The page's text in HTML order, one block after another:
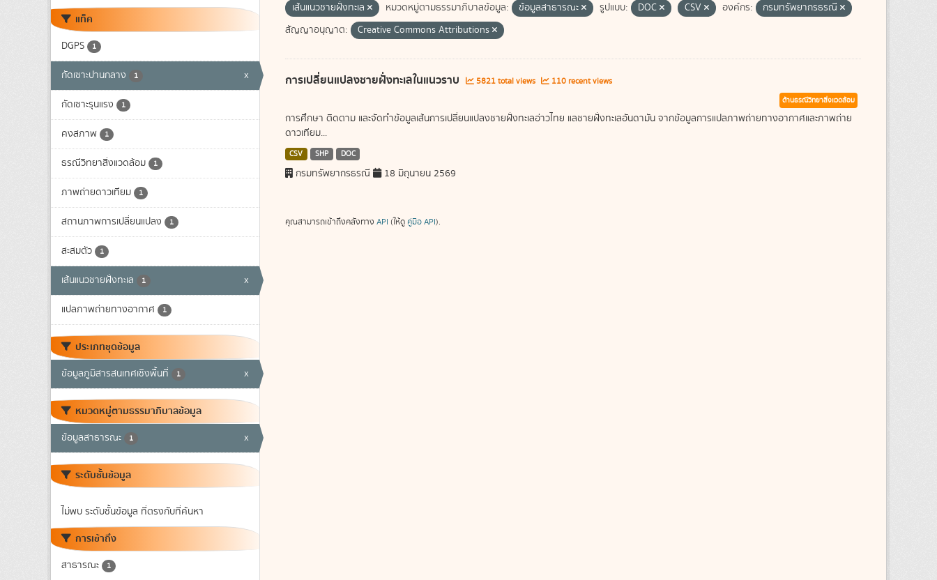
แท็ค
DGPS 1
กัดเซาะปานกลาง 1 x
กัดเซาะรุนแรง 1
คงสภาพ 1
ธรณีวิทยาสิ่งแวดล้อม 1
ภาพถ่ายดาวเทียม 1
สถานภาพการเปลี่ยนแปลง 1
สะสมตัว 1
เส้นแนวชายฝั่งทะเล 1 x
แปลภาพถ่ายทางอากาศ 1
ประเภทชุดข้อมูล
ข้อมูลภูมิสารสนเทศเชิงพื้นที่ 1 x
หมวดหมู่ตามธรรมาภิบาลข้อมูล
ข้อมูลสาธารณะ 1 x
ระดับชั้นข้อมูล
ไม่พบ ระดับชั้นข้อมูล ที่ตรงกับที่ค้นหา
การเข้าถึง
สาธารณะ 1
เส้นแนวชายฝั่งทะเล
หมวดหมู่ตามธรรมาภิบาลข้อมูล: ข้อมูลสาธารณะ รูปแบบ: DOC CSV องค์กร:
กรมทรัพยากรธรณี
สัญญาอนุญาต:
Creative Commons Attributions
การเปลี่ยนแปลงชายฝั่งทะเลในแนวราบ 5821 total views 110 recent views
ด้านธรณีวิทยาสิ่งแวดล้อม
การศึกษา ติดตาม และจัดทำข้อมูลเส้นการเปลี่ยนแปลงชายฝั่งทะเลอ่าวไทย แลชายฝั่งทะเลอันดามัน จากข้อมูลการแปลภาพถ่ายทางอากาศและภาพถ่าย
ดาวเทียม...
CSV SHP DOC
กรมทรัพยากรธรณี 18 มิถุนายน 2569
คุณสามารถเข้าถึงคลังทาง API (ให้ดู คู่มือ API).